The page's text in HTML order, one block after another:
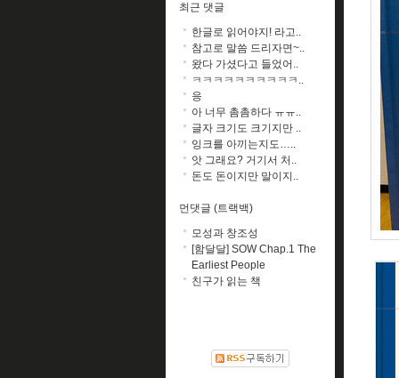
최근 댓글
한글로 읽어야지! 라고..
참고로 말씀 드리자면~..
왔다 가셨다고 들었어..
ㅋㅋㅋㅋㅋㅋㅋㅋㅋㅋ..
응
아 너무 촘촘하다 ㅠㅠ..
글자 크기도 크기지만 ..
잉크를 아끼는지도…..
앗 그래요? 거기서 처..
돈도 돈이지만 말이지..
먼댓글 (트랙백)
모성과 창조성
[함달달] SOW Chap.1 The
Earliest People
친구가 읽는 책